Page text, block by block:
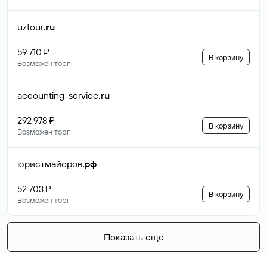
uztour.ru
59 710 ₽
Возможен торг
В корзину
accounting-service.ru
292 978 ₽
Возможен торг
В корзину
юристмайоров.рф
52 703 ₽
Возможен торг
В корзину
Показать еще